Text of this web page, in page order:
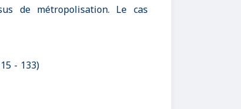
de métropolisation. Le cas
- 133)